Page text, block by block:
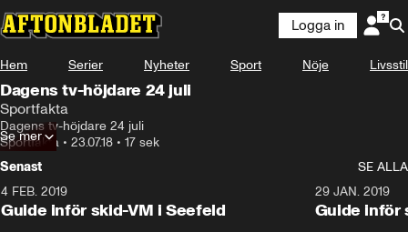
Logga in
Hem Serier Nyheter Sport Nöje Livsstil
Dagens tv-höjdare 24 juli
Sportfakta
Dagens tv-höjdare 24 juli
Sportfakta • 23.07.18 • 17 sek
Se mer
Senast
SE ALLA
4 FEB. 2019
Guide inför skid-VM i Seefeld
29 JAN. 2019
Guide inför